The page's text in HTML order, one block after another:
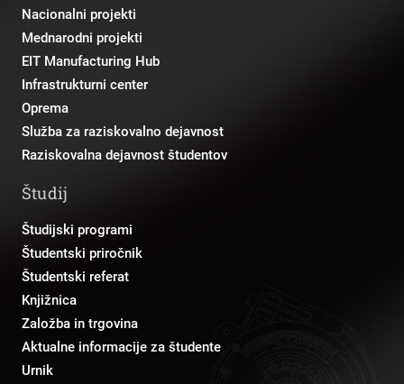
Nacionalni projekti
Mednarodni projekti
EIT Manufacturing Hub
Infrastrukturni center
Oprema
Služba za raziskovalno dejavnost
Raziskovalna dejavnost študentov
Študij
Študijski programi
Študentski priročnik
Študentski referat
Knjižnica
Založba in trgovina
Aktualne informacije za študente
Urnik